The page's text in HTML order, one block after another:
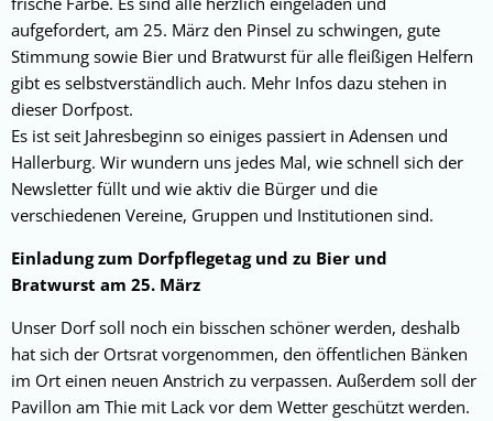
aufgefordert, am 25. März den Pinsel zu schwingen, gute
Stimmung sowie Bier und Bratwurst für alle fleißigen Helfern
gibt es selbstverständlich auch. Mehr Infos dazu stehen in
dieser Dorfpost.
Es ist seit Jahresbeginn so einiges passiert in Adensen und
Hallerburg. Wir wundern uns jedes Mal, wie schnell sich der
Newsletter füllt und wie aktiv die Bürger und die
verschiedenen Vereine, Gruppen und Institutionen sind.
Einladung zum Dorfpflegetag und zu Bier und
Bratwurst am 25. März
Unser Dorf soll noch ein bisschen schöner werden, deshalb
hat sich der Ortsrat vorgenommen, den öffentlichen Bänken
im Ort einen neuen Anstrich zu verpassen. Außerdem soll der
Pavillon am Thie mit Lack vor dem Wetter geschützt werden.